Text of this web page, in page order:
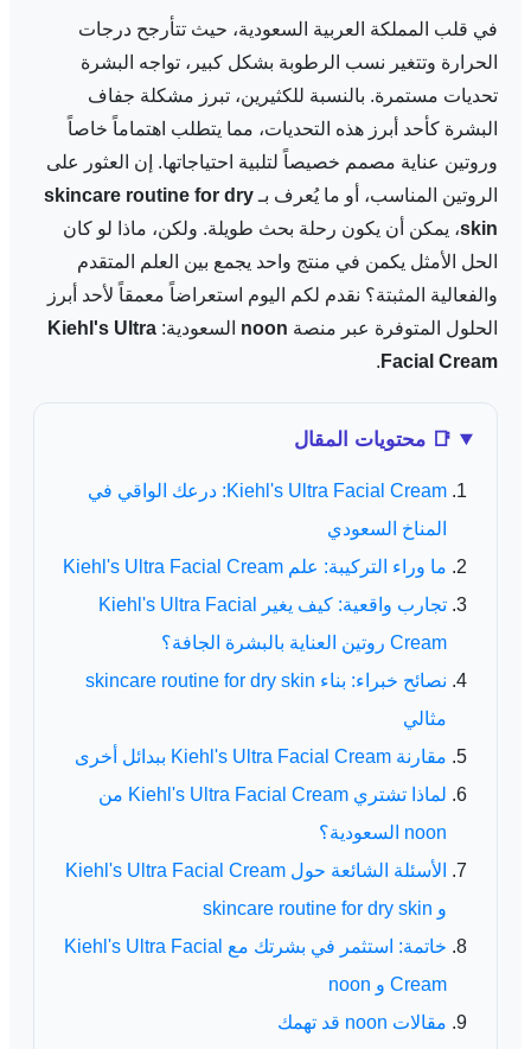
في قلب المملكة العربية السعودية، حيث تتأرجح درجات
الحرارة وتتغير نسب الرطوبة بشكل كبير، تواجه البشرة
تحديات مستمرة. بالنسبة للكثيرين، تبرز مشكلة جفاف
البشرة كأحد أبرز هذه التحديات، مما يتطلب اهتماماً خاصاً
وروتين عناية مصمم خصيصاً لتلبية احتياجاتها. إن العثور على
الروتين المناسب، أو ما يُعرف بـ skincare routine for dry
skin، يمكن أن يكون رحلة بحث طويلة. ولكن، ماذا لو كان
الحل الأمثل يكمن في منتج واحد يجمع بين العلم المتقدم
والفعالية المثبتة؟ نقدم لكم اليوم استعراضاً معمقاً لأحد أبرز
الحلول المتوفرة عبر منصة noon السعودية: Kiehl's Ultra
Facial Cream
.
📑 محتويات المقال
Kiehl's Ultra Facial Cream: درعك الواقي في
المناخ السعودي
ما وراء التركيبة: علم Kiehl's Ultra Facial Cream
تجارب واقعية: كيف يغير Kiehl's Ultra Facial
Cream روتين العناية بالبشرة الجافة؟
نصائح خبراء: بناء skincare routine for dry skin
مثالي
مقارنة Kiehl's Ultra Facial Cream ببدائل أخرى
لماذا تشتري Kiehl's Ultra Facial Cream من
noon السعودية؟
الأسئلة الشائعة حول Kiehl's Ultra Facial Cream
و skincare routine for dry skin
خاتمة: استثمر في بشرتك مع Kiehl's Ultra Facial
Cream و noon
مقالات noon قد تهمك